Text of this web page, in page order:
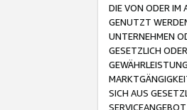
DIE VON ODER IM
GENUTZT
UNTERNEHMEN
GESETZLICH
SICH AUS